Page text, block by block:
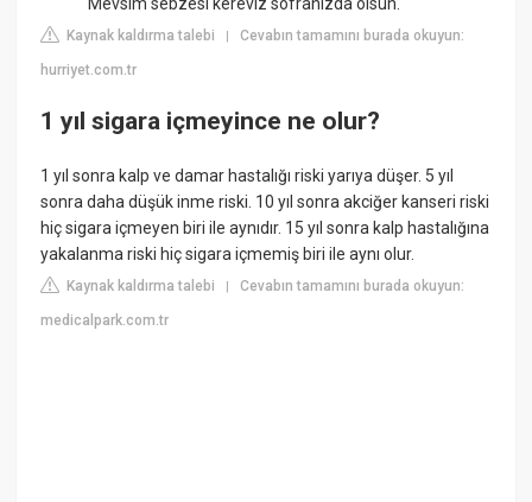
Kaynak kaldırma talebi |Cevabın tamamını burada okuyun:
hurriyet.com.tr
1 yıl sigara içmeyince ne olur?
1 yıl sonra kalp ve damar hastalığı riski yarıya düşer. 5 yıl
sonra daha düşük inme riski. 10 yıl sonra akciğer kanseri riski
hiç sigara içmeyen biri ile aynıdır. 15 yıl sonra kalp hastalığına
yakalanma riski hiç sigara içmemiş biri ile aynı olur.
Kaynak kaldırma talebi |Cevabın tamamını burada okuyun:
medicalpark.com.tr